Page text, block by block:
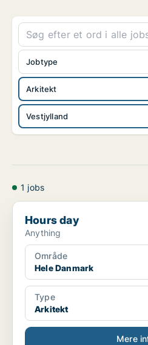
Arkitekt
Vestjylland
Jobtype
1 jobs
Hours day
Hours day
Anything
Område
Hele Danmark
Type
Arkitekt
Mere